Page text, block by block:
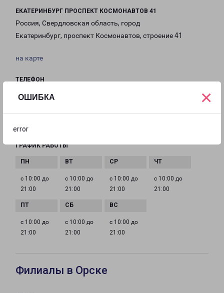
ОШИБКА
error
×
ЕКАТЕРИНБУРГ ПРОСПЕКТ КОСМОНАВТОВ 41
Россия, Свердловская область, город
Екатеринбург, проспект Космонавтов, строение 41
на карте
ТЕЛЕФОН
EMAIL
ГРАФИК РАБОТЫ
с 10:00 до
21:00
с 10:00 до
21:00
с 10:00 до
21:00
с 10:00 до
21:00
с 10:00 до
21:00
с 10:00 до
21:00
с 10:00 до
21:00
Филиалы в Орске